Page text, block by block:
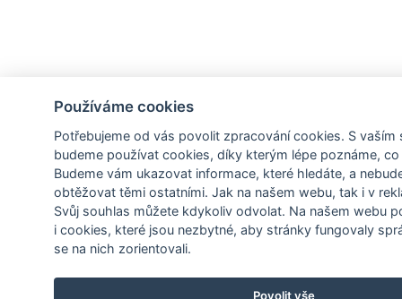
Používáme cookies
Potřebujeme od vás povolit zpracování cookies. S vaším
budeme používat cookies, díky kterým lépe poznáme, co
Budeme vám ukazovat informace, které hledáte, a
obtěžovat těmi ostatními. Jak na našem webu, tak i v
Svůj souhlas můžete kdykoliv odvolat. Na našem webu
i cookies, které jsou nezbytné, aby stránky fungovaly
se na nich zorientovali.
Povolit vše